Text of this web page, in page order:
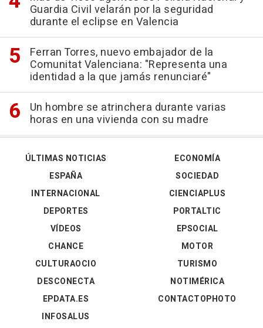
Guardia Civil velarán por la seguridad
durante el eclipse en Valencia
Ferran Torres, nuevo embajador de la
Comunitat Valenciana: "Representa una
identidad a la que jamás renunciaré"
Un hombre se atrinchera durante varias
horas en una vivienda con su madre
ÚLTIMAS NOTICIAS
ESPAÑA
INTERNACIONAL
DEPORTES
VÍDEOS
ECONOMÍA
SOCIEDAD
CIENCIAPLUS
PORTALTIC
EPSOCIAL
CHANCE
CULTURAOCIO
DESCONECTA
EPDATA.ES
INFOSALUS
MOTOR
TURISMO
NOTIMÉRICA
CONTACTOPHOTO